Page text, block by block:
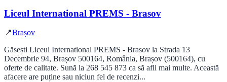
Liceul International PREMS - Brasov
📍Brașov
Găsești Liceul International PREMS - Brasov la Strada 13
Decembrie 94, Brașov 500164, România, Brașov (500164), cu
oferte de calitate. Sună la 268 545 873 ca să afli mai multe. Această
afacere are puține sau niciun fel de recenzi...